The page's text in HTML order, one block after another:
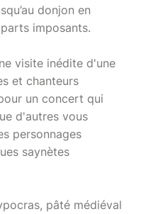
donjon en
imposants.
visite inédite d'une
et chanteurs
un concert qui
d'autres vous
personnages
saynètes
pâté médiéval